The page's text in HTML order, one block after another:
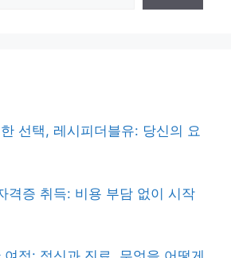
선택, 레시피더블유: 당신의 요
격증 취득: 비용 부담 없이 시작